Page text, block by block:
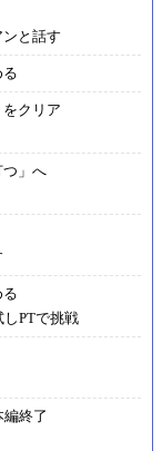
と話す
クリア
つ」へ
PTで挑戦
終了